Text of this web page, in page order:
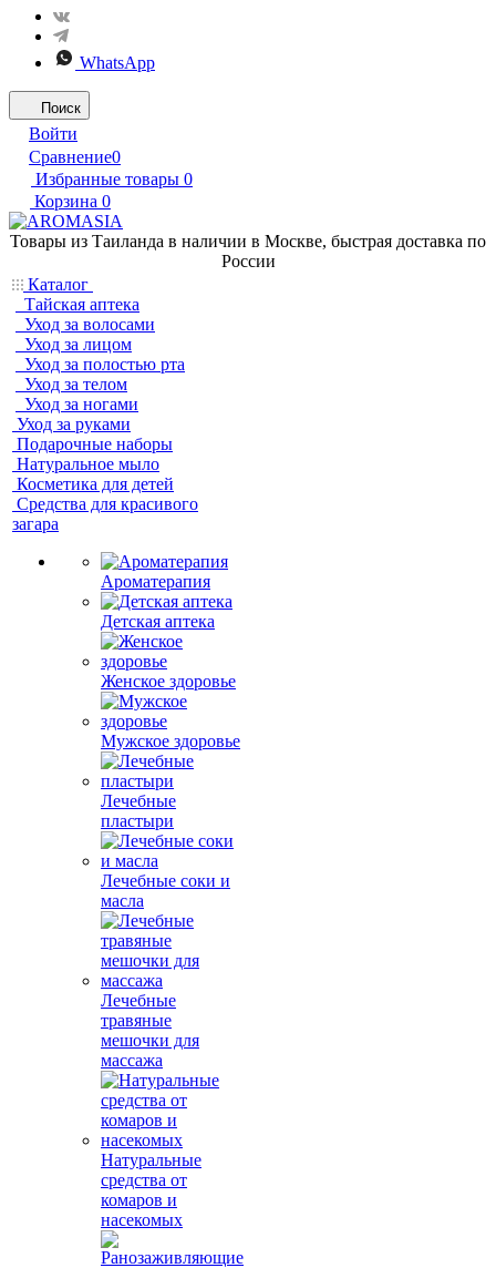
WhatsApp
Поиск
Войти
Сравнение0
Избранные товары 0
Корзина 0
Товары из Таиланда в наличии в Москве, быстрая доставка по
России
Каталог
Тайская аптека
Уход за волосами
Уход за лицом
Уход за полостью рта
Уход за телом
Уход за ногами
Уход за руками
Подарочные наборы
Натуральное мыло
Косметика для детей
Средства для красивого
загара
Ароматерапия
Детская аптека
Женское здоровье
Мужское здоровье
Лечебные
пластыри
Лечебные соки и
масла
Лечебные
травяные
мешочки для
массажа
Натуральные
средства от
комаров и
насекомых